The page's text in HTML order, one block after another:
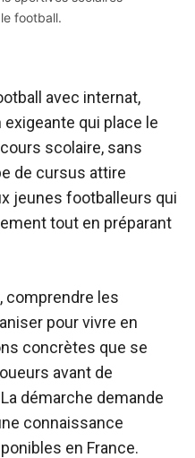
football.
avec internat,
qui place le
scolaire, sans
de cursus attire
jeunes footballeurs qui
tout en préparant
comprendre les
pour vivre en
concrètes que se
avant de
démarche demande
connaissance
en France.